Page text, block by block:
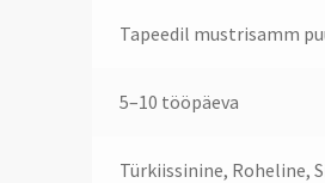
Tapeedil mustrisamm
5–10 tööpäeva
Türkiissinine, Roheline,